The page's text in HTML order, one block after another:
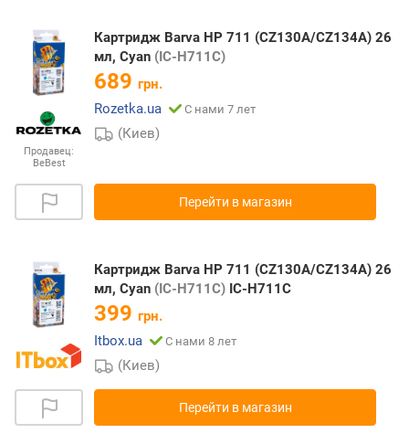
Продавец:
BeBest
Картридж Barva HP 711 (CZ130A/CZ134A) 26
мл, Cyan (IC-H711C)
689 грн.
Rozetka.ua
С нами 7 лет
(Киев)
Перейти в магазин
Картридж Barva HP 711 (CZ130A/CZ134A) 26
мл, Cyan (IC-H711C) IC-H711C
399 грн.
Itbox.ua
С нами 8 лет
(Киев)
Перейти в магазин